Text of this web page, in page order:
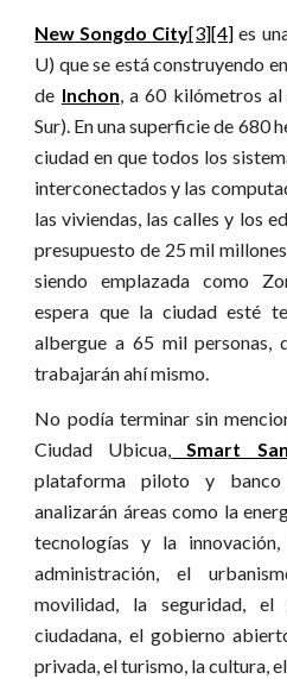
New Songdo City[3][4] es
U) que se está construyendo
de Inchon, a 60 kilómetros
Sur). En una superficie de 680
ciudad en que todos los
interconectados y las
las viviendas, las calles y los
presupuesto de 25 mil
siendo emplazada como
espera que la ciudad esté
albergue a 65 mil personas,
trabajarán ahí mismo.
No podía terminar sin
Ciudad Ubicua, Smart
plataforma piloto y
analizarán áreas como la
tecnologías y la
administración, el
movilidad, la seguridad,
ciudadana, el gobierno
privada, el turismo, la cultura,